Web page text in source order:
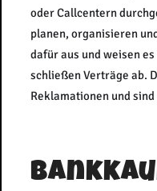
oder Callcentern
planen, organisieren
dafür aus und weisen
schließen Verträge ab.
Reklamationen und